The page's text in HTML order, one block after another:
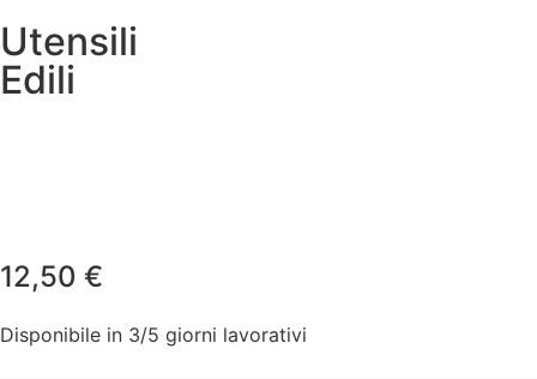
Utensili
Edili
12,50 €
Disponibile in 3/5 giorni lavorativi